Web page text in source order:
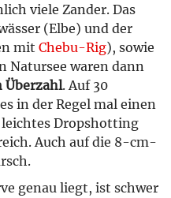
viele Zander. Das
(Elbe) und der
mit Chebu-Rig), sowie
Natursee waren dann
Überzahl. Auf 30
in der Regel mal einen
leichtes Dropshotting
Auch auf die 8-cm-
genau liegt, ist schwer